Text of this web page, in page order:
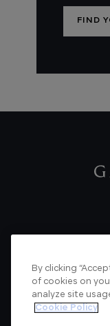
FIND
About us
By clicking
of cookies on
analyze site
Cookie Policy